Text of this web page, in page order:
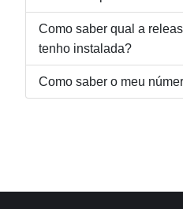
Como saber qual a
tenho instalada?
Como saber o meu